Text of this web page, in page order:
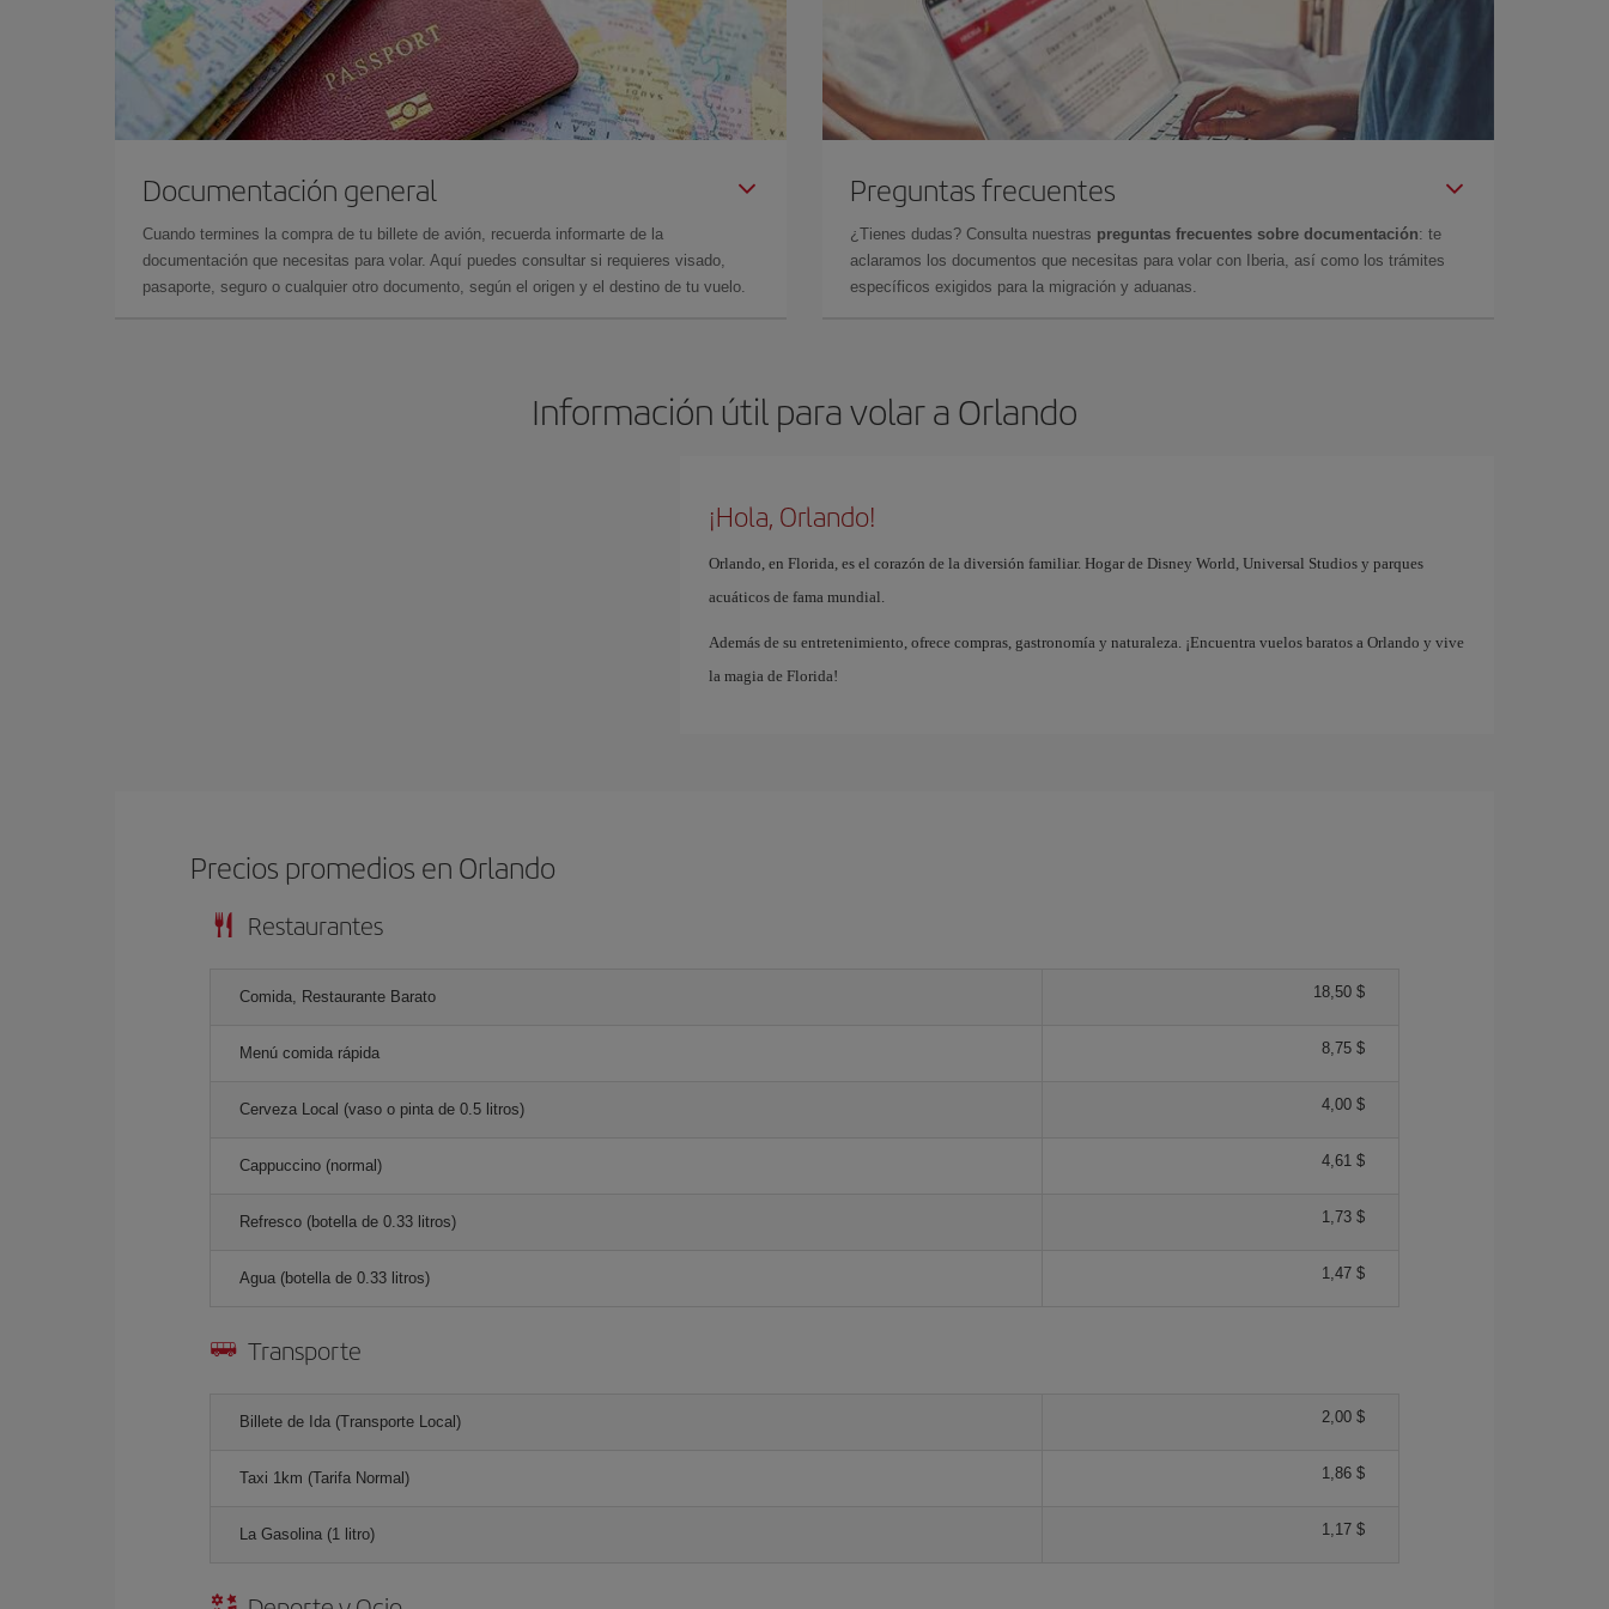
Documentación general
Cuando termines la compra de tu billete de avión, recuerda informarte de la
documentación que necesitas para volar. Aquí puedes consultar si requieres visado,
pasaporte, seguro o cualquier otro documento, según el origen y el destino de tu vuelo.
Preguntas frecuentes
¿Tienes dudas? Consulta nuestras preguntas frecuentes sobre documentación: te
aclaramos los documentos que necesitas para volar con Iberia, así como los trámites
específicos exigidos para la migración y aduanas.
Información útil para volar a Orlando
¡Hola, Orlando!
Orlando, en Florida, es el corazón de la diversión familiar. Hogar de Disney World, Universal Studios y parques
acuáticos de fama mundial.
Además de su entretenimiento, ofrece compras, gastronomía y naturaleza. ¡Encuentra vuelos baratos a Orlando y vive
la magia de Florida!
Precios promedios en Orlando
Restaurantes
Comida, Restaurante Barato 18,50 $
Menú comida rápida 8,75 $
Cerveza Local (vaso o pinta de 0.5 litros) 4,00 $
Cappuccino (normal) 4,61 $
Refresco (botella de 0.33 litros) 1,73 $
Agua (botella de 0.33 litros) 1,47 $
Transporte
Billete de Ida (Transporte Local) 2,00 $
Taxi 1km (Tarifa Normal) 1,86 $
La Gasolina (1 litro) 1,17 $